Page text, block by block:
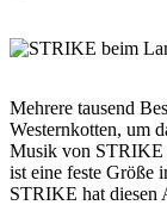
Mehrere tausend
Westernkotten, um
Musik von STRIKE
ist eine feste Größe
STRIKE hat diesen